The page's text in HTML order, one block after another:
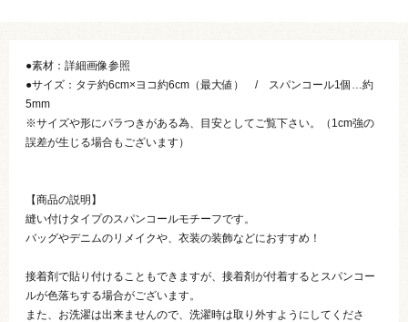
●素材：詳細画像参照
●サイズ：タテ約6cm×ヨコ約6cm（最大値） / スパンコール1個…約
5mm
※サイズや形にバラつきがある為、目安としてご覧下さい。（1cm強の
誤差が生じる場合もございます）
【商品の説明】
縫い付けタイプのスパンコールモチーフです。
バッグやデニムのリメイクや、衣装の装飾などにおすすめ！
接着剤で貼り付けることもできますが、接着剤が付着するとスパンコー
ルが色落ちする場合がございます。
また、お洗濯は出来ませんので、洗濯時は取り外すようにしてくださ